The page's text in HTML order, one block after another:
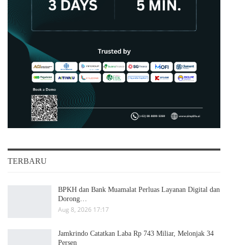
TERBARU
BPKH dan Bank Muamalat Perluas Layanan Digital dan
Dorong…
Aug 8, 2026 17:17
Jamkrindo Catatkan Laba Rp 743 Miliar, Melonjak 34
Persen